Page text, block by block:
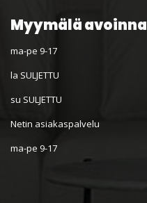
Myymälä avoinna
ma-pe 9-17
la SULJETTU
su SULJETTU
Netin asiakaspalvelu
ma-pe 9-17